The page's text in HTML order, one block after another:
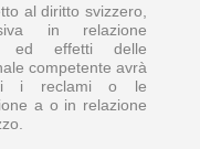
al diritto svizzero,
in relazione
ed effetti delle
competente avrà
i reclami o le
a o in relazione